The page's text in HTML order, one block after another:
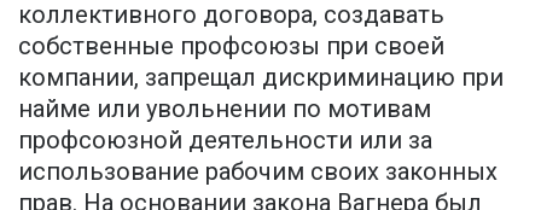
коллективного договора, создавать
собственные профсоюзы при своей
компании, запрещал дискриминацию при
найме или увольнении по мотивам
профсоюзной деятельности или за
использование рабочим своих законных
прав. На основании закона Вагнера был